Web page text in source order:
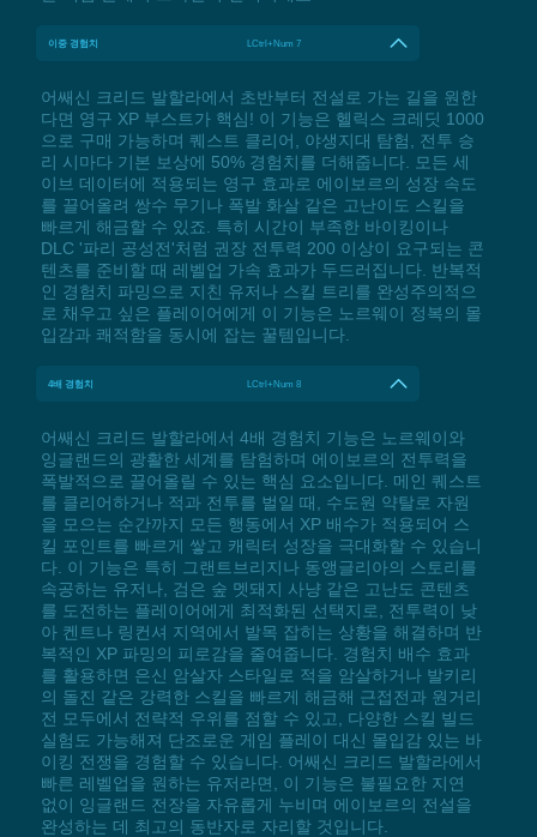
이중 경험치 LCtrl+Num 7
어쌔신 크리드 발할라에서 초반부터 전설로 가는 길을 원한
다면 영구 XP 부스트가 핵심! 이 기능은 헬릭스 크레딧 1000
으로 구매 가능하며 퀘스트 클리어, 야생지대 탐험, 전투 승
리 시마다 기본 보상에 50% 경험치를 더해줍니다. 모든 세
이브 데이터에 적용되는 영구 효과로 에이보르의 성장 속도
를 끌어올려 쌍수 무기나 폭발 화살 같은 고난이도 스킬을
빠르게 해금할 수 있죠. 특히 시간이 부족한 바이킹이나
DLC '파리 공성전'처럼 권장 전투력 200 이상이 요구되는 콘
텐츠를 준비할 때 레벨업 가속 효과가 두드러집니다. 반복적
인 경험치 파밍으로 지친 유저나 스킬 트리를 완성주의적으
로 채우고 싶은 플레이어에게 이 기능은 노르웨이 정복의 몰
입감과 쾌적함을 동시에 잡는 꿀템입니다.
4배 경험치 LCtrl+Num 8
어쌔신 크리드 발할라에서 4배 경험치 기능은 노르웨이와
잉글랜드의 광활한 세계를 탐험하며 에이보르의 전투력을
폭발적으로 끌어올릴 수 있는 핵심 요소입니다. 메인 퀘스트
를 클리어하거나 적과 전투를 벌일 때, 수도원 약탈로 자원
을 모으는 순간까지 모든 행동에서 XP 배수가 적용되어 스
킬 포인트를 빠르게 쌓고 캐릭터 성장을 극대화할 수 있습니
다. 이 기능은 특히 그랜트브리지나 동앵글리아의 스토리를
속공하는 유저나, 검은 숲 멧돼지 사냥 같은 고난도 콘텐츠
를 도전하는 플레이어에게 최적화된 선택지로, 전투력이 낮
아 켄트나 링컨셔 지역에서 발목 잡히는 상황을 해결하며 반
복적인 XP 파밍의 피로감을 줄여줍니다. 경험치 배수 효과
를 활용하면 은신 암살자 스타일로 적을 암살하거나 발키리
의 돌진 같은 강력한 스킬을 빠르게 해금해 근접전과 원거리
전 모두에서 전략적 우위를 점할 수 있고, 다양한 스킬 빌드
실험도 가능해져 단조로운 게임 플레이 대신 몰입감 있는 바
이킹 전쟁을 경험할 수 있습니다. 어쌔신 크리드 발할라에서
빠른 레벨업을 원하는 유저라면, 이 기능은 불필요한 지연
없이 잉글랜드 전장을 자유롭게 누비며 에이보르의 전설을
완성하는 데 최고의 동반자로 자리할 것입니다.